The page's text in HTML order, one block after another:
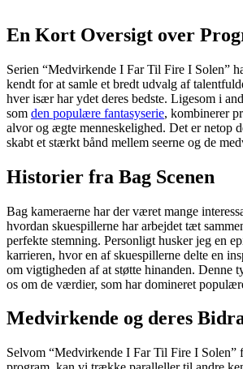
En Kort Oversigt over
Serien “Medvirkende I Far Til Fire I Solen”
kendt for at samle et bredt udvalg af
hver især har ydet deres bedste. Ligesom i
som den populære fantasyserie, kombinerer
alvor og ægte menneskelighed. Det er netop
skabt et stærkt bånd mellem seerne og de
Historier fra Bag Scenen
Bag kameraerne har der været mange
hvordan skuespillerne har arbejdet tæt
perfekte stemning. Personligt husker jeg en
karrieren, hvor en af skuespillerne delte en
om vigtigheden af at støtte hinanden. Denne
os om de værdier, som har domineret
Medvirkende og deres
Selvom “Medvirkende I Far Til Fire I Solen”